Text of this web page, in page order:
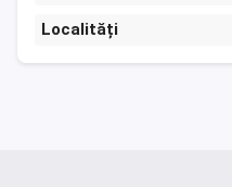
Localități